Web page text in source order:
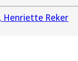
Henriette Reker